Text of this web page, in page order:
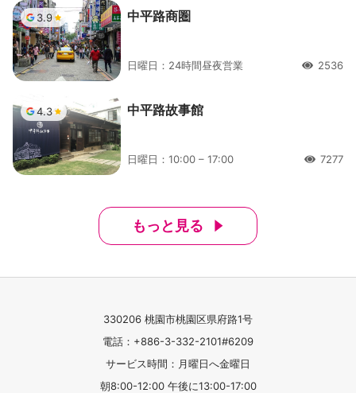
3.9 中平路商圏
日曜日：24時間昼夜営業 人氣2536
4.3 中平路故事館
日曜日：10:00 – 17:00 人氣7277
もっと見る
330206 桃園市桃園区県府路1号
電話：+886-3-332-2101#6209
サービス時間：月曜日へ金曜日
朝8:00-12:00 午後に13:00-17:00